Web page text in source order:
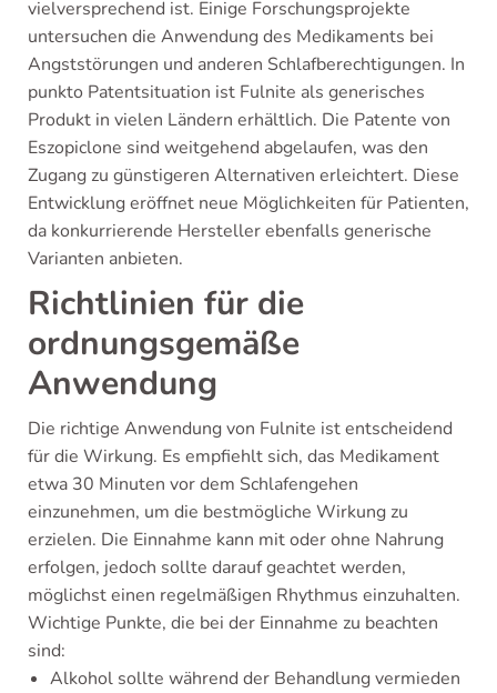
vielversprechend ist. Einige Forschungsprojekte
untersuchen die Anwendung des Medikaments bei
Angststörungen und anderen Schlafberechtigungen. In
punkto Patentsituation ist Fulnite als generisches
Produkt in vielen Ländern erhältlich. Die Patente von
Eszopiclone sind weitgehend abgelaufen, was den
Zugang zu günstigeren Alternativen erleichtert. Diese
Entwicklung eröffnet neue Möglichkeiten für Patienten,
da konkurrierende Hersteller ebenfalls generische
Varianten anbieten.
Richtlinien für die
ordnungsgemäße
Anwendung
Die richtige Anwendung von Fulnite ist entscheidend
für die Wirkung. Es empfiehlt sich, das Medikament
etwa 30 Minuten vor dem Schlafengehen
einzunehmen, um die bestmögliche Wirkung zu
erzielen. Die Einnahme kann mit oder ohne Nahrung
erfolgen, jedoch sollte darauf geachtet werden,
möglichst einen regelmäßigen Rhythmus einzuhalten.
Wichtige Punkte, die bei der Einnahme zu beachten
sind:
Alkohol sollte während der Behandlung vermieden